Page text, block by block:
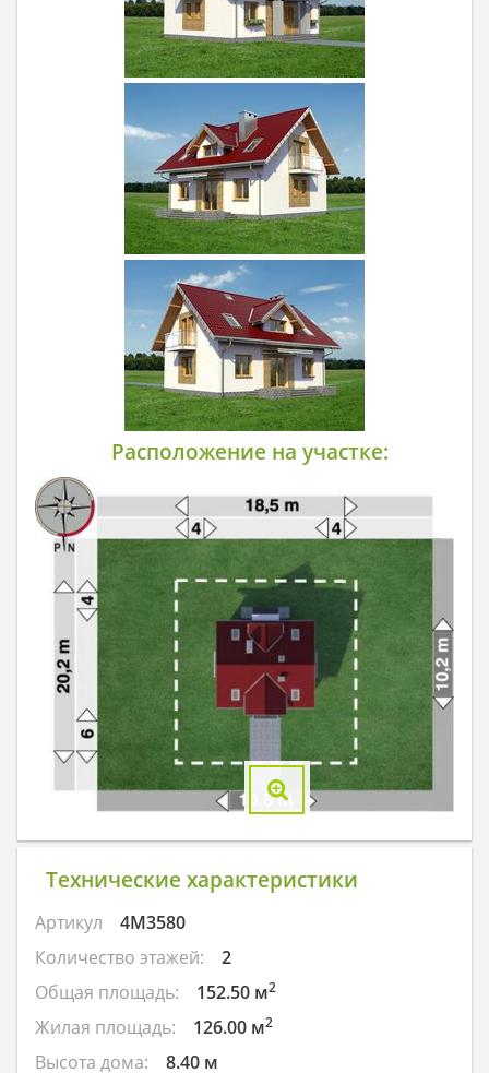
Расположение на участке:
Технические характеристики
Артикул
4M3580
Количество этажей:
2
Общая площадь:
152.50 м2
Жилая площадь: 126.00 м2
Высота дома: 8.40 м